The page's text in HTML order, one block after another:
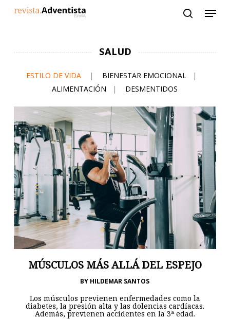
SALUD
ESTILO DE VIDA | BIENESTAR EMOCIONAL
|
ALIMENTACIÓN
| DESMENTIDOS
MÚSCULOS MÁS ALLÁ DEL ESPEJO
BY HILDEMAR SANTOS
Los músculos previenen enfermedades como la
diabetes, la presión alta y las dolencias cardíacas.
Además, previenen accidentes en la 3ª edad.